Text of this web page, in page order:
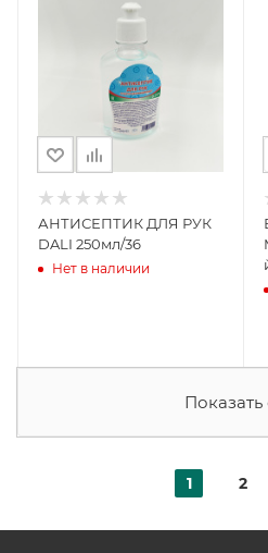
АНТИСЕПТИК ДЛЯ РУК
DALI 250мл/36
Нет в наличии
1 2